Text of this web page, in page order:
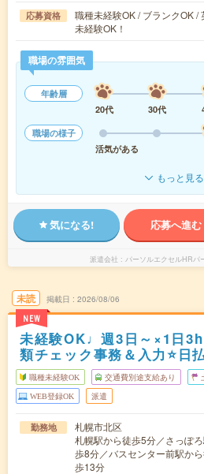
応募資格
職種未経験OK / ブランクOK /
未経験OK！
職場の雰囲気
年齢層
20代
30代
職場の様子
活気がある
もっと見る
気になる! 応募へ進む
派遣会社 パーソルエクセルHRパ
未読
NEW
掲載日 2026/08/06
未経験OK♩週3日～×1日
類チェック事務＆入力⭐日
職種未経験OK 交通費別途支給あり
WEB登録OK 派遣
勤務地
札幌市北区
札幌駅から徒歩5分／さっぽ
歩8分／バスセンター前駅か
歩13分